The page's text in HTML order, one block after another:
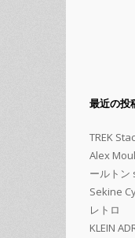
最近の投
TREK
Alex
ールトン
Sekine
レトロ
KLEIN